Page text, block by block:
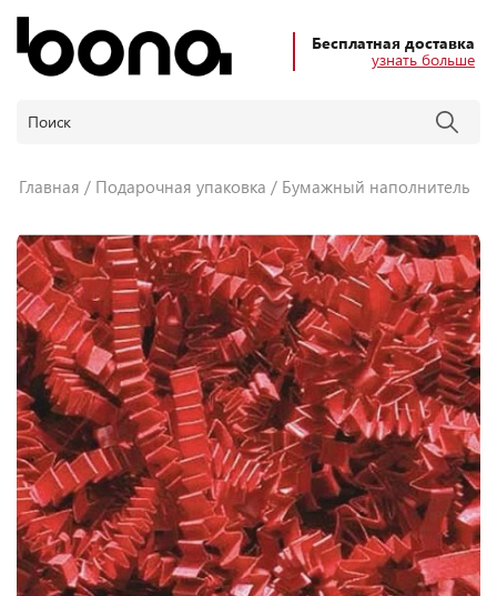
Бесплатная доставка
узнать больше
Главная Подарочная упаковка Бумажный наполнитель